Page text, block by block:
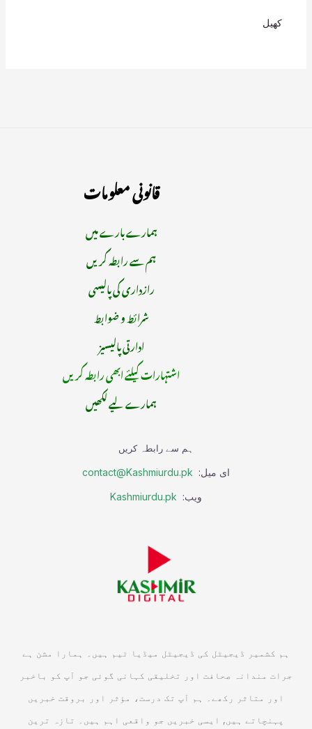
کھیل
قانونی معلومات
ہمارے بارے میں
ہم سے رابطہ کریں
رازداری کی پالیسی
شرائط و ضوابط
ادارتی پالیسیز
اشتہارات کیلئے ابھی رابطہ کریں
ہمارے لیے لکھیں
ہم سے رابطہ کریں
ای میل: contact@Kashmiurdu.pk
ویب: Kashmiurdu.pk
ہم کشمیر ڈیجیٹل کی ڈیجیٹل میڈیا ٹیم ہیں۔ ہمارا مشن ہے
جرات مندانہ صحافت اور تخلیقی کہانی گوئی جو آپ کو باخبر
اور متاثر رکھے۔ ہم آپ تک درست، مؤثر اور بروقت خبریں
پہنچاتے ہیں, ایسی خبریں جو واقعی اہم ہیں۔ تازہ ترین